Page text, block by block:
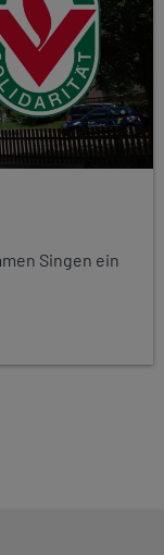
Singen ein